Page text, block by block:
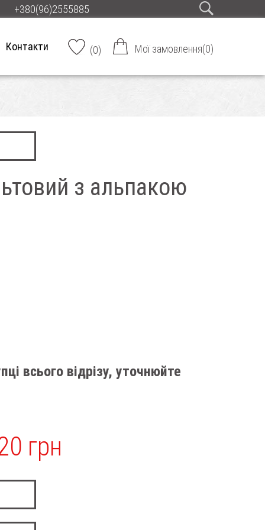
+380(96)2555885
Контакти (0) Мої замовлення(0)
з альпакою
всього відрізу, уточнюйте
грн